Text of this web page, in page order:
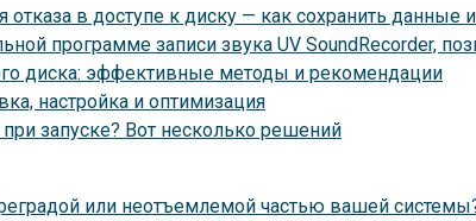
в доступе к диску — как сохранить данные
программе записи звука UV SoundRecorder,
диска: эффективные методы и рекомендации
настройка и оптимизация
запуске? Вот несколько решений
или неотъемлемой частью вашей